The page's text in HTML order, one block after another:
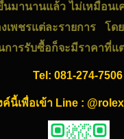
นมานานแล้ว ไม่เหมือน
พชรแต่ละรายการ โดย
ารรับซื้อก็จะมีราคาที่แ
Tel: 081-274-7506
ค์นี้เพื่อเข้า Line :